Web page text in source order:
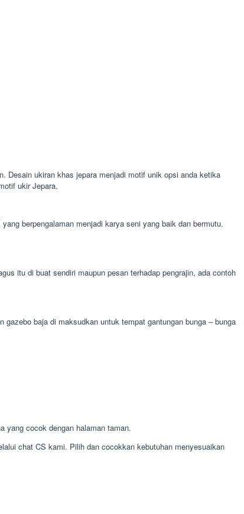
Desain ukiran khas jepara menjadi motif unik opsi anda ketika
ukir Jepara.
berpengalaman menjadi karya seni yang baik dan bermutu.
itu di buat sendiri maupun pesan terhadap pengrajin, ada contoh
baja di maksudkan untuk tempat gantungan bunga – bunga
yang cocok dengan halaman taman.
chat CS kami. Pilih dan cocokkan kebutuhan menyesuaikan